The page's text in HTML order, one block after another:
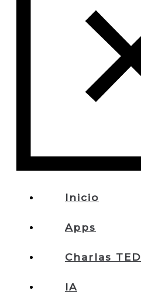
Inicio
Apps
Charlas TED
IA